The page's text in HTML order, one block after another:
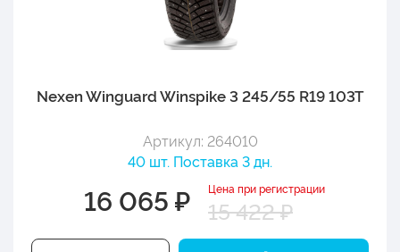
Nexen Winguard Winspike 3 245/55 R19 103T
Артикул: 264010
40 шт. Поставка 3 дн.
16 065 ₽ Цена при регистрации
15 422 ₽